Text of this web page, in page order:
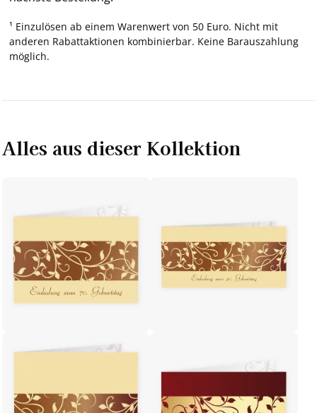
¹ Einzulösen ab einem Warenwert von 50 Euro. Nicht mit
anderen Rabattaktionen kombinierbar. Keine Barauszahlung
möglich.
Alles aus dieser Kollektion